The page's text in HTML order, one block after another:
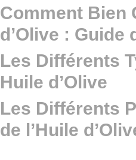
Comment Bien
d’Olive : Guide
Les Différents
Huile d’Olive
Les Différents
de l’Huile